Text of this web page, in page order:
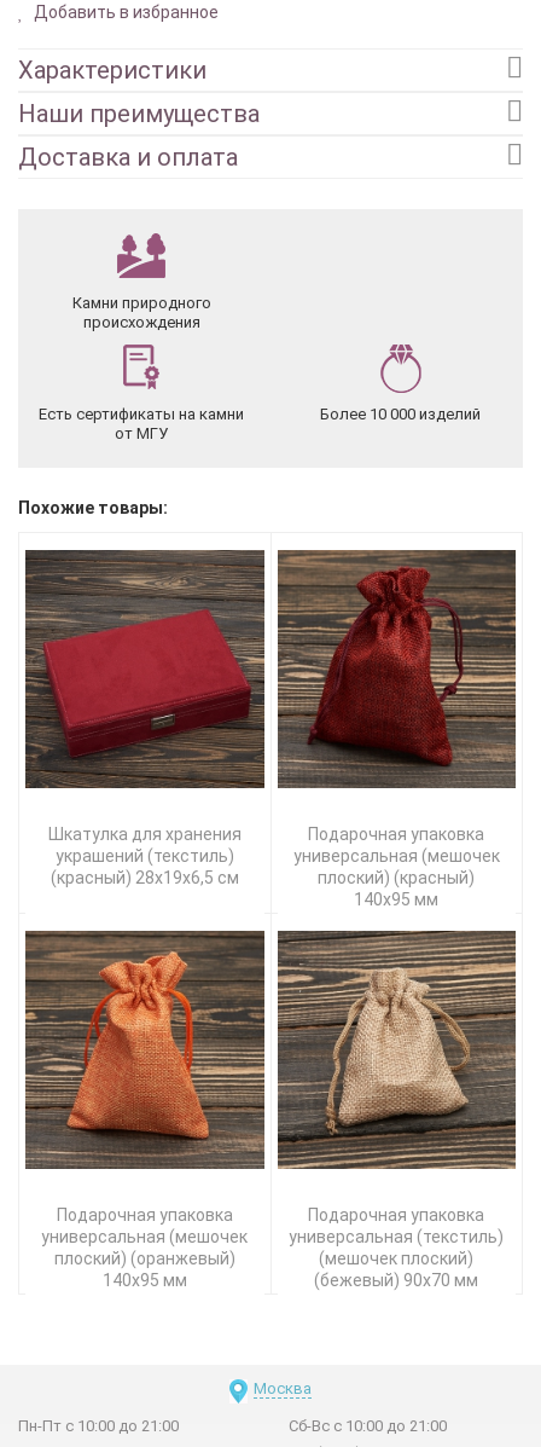
Добавить в избранное
Характеристики
Наши преимущества
Доставка и оплата
Камни природного
происхождения
Есть сертификаты на камни
от МГУ
Более 10 000 изделий
Похожие товары:
Шкатулка для хранения
украшений (текстиль)
(красный) 28х19х6,5 см
Подарочная упаковка
универсальная (мешочек
плоский) (красный)
140х95 мм
Подарочная упаковка
универсальная (мешочек
плоский) (оранжевый)
140х95 мм
Подарочная упаковка
универсальная (текстиль)
(мешочек плоский)
(бежевый) 90х70 мм
Москва
Пн-Пт с 10:00 до 21:00 Сб-Вс с 10:00 до 21:00